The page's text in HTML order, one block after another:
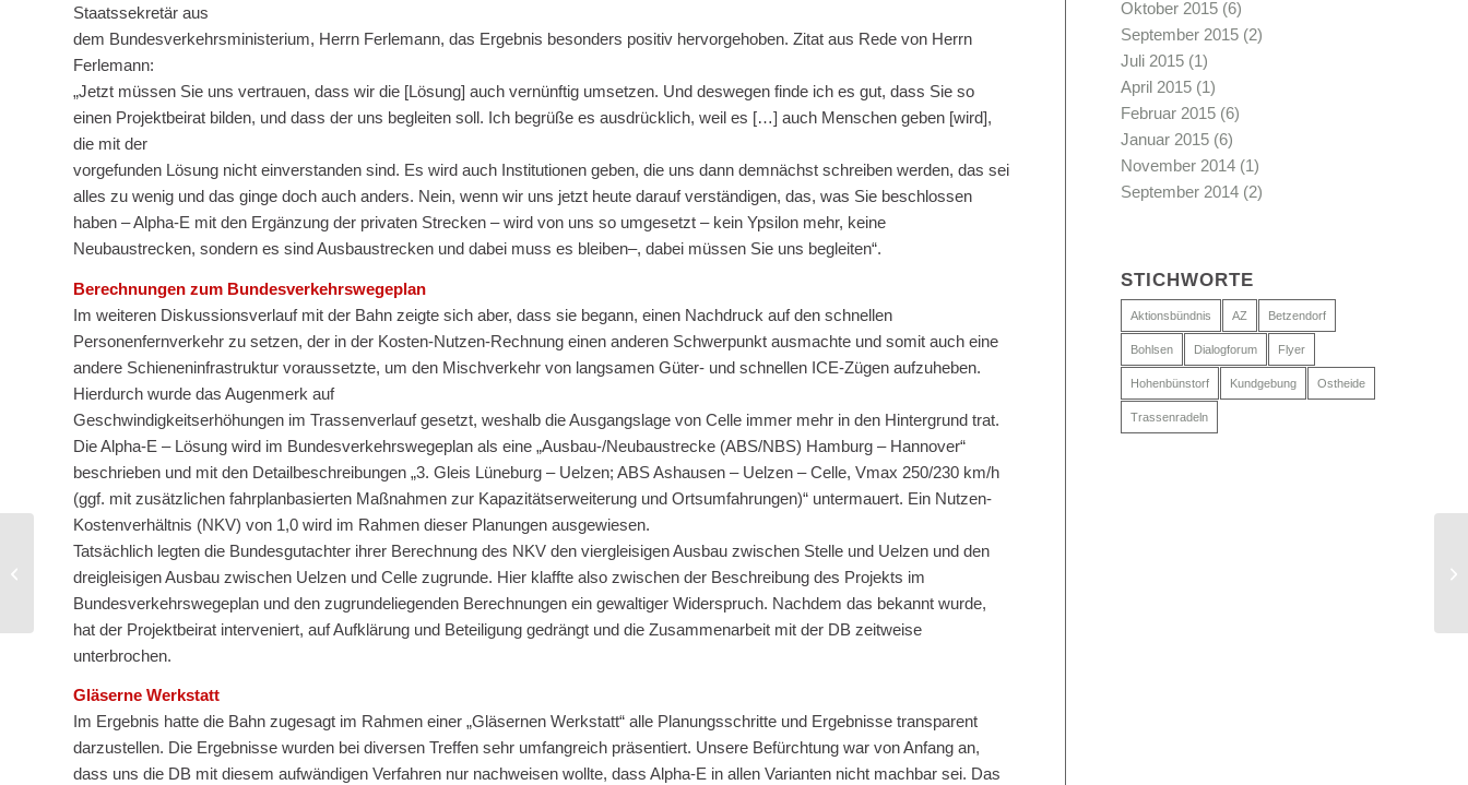
Staatssekretär aus
dem Bundesverkehrsministerium, Herrn Ferlemann, das Ergebnis besonders positiv hervorgehoben. Zitat aus Rede von Herrn
Ferlemann:
„Jetzt müssen Sie uns vertrauen, dass wir die [Lösung] auch vernünftig umsetzen. Und deswegen finde ich es gut, dass Sie so
einen Projektbeirat bilden, und dass der uns begleiten soll. Ich begrüße es ausdrücklich, weil es […] auch Menschen geben [wird],
die mit der
vorgefunden Lösung nicht einverstanden sind. Es wird auch Institutionen geben, die uns dann demnächst schreiben werden, das sei
alles zu wenig und das ginge doch auch anders. Nein, wenn wir uns jetzt heute darauf verständigen, das, was Sie beschlossen
haben – Alpha-E mit den Ergänzung der privaten Strecken – wird von uns so umgesetzt – kein Ypsilon mehr, keine
Neubaustrecken, sondern es sind Ausbaustrecken und dabei muss es bleiben–, dabei müssen Sie uns begleiten“.
Berechnungen zum Bundesverkehrswegeplan
Im weiteren Diskussionsverlauf mit der Bahn zeigte sich aber, dass sie begann, einen Nachdruck auf den schnellen
Personenfernverkehr zu setzen, der in der Kosten-Nutzen-Rechnung einen anderen Schwerpunkt ausmachte und somit auch eine
andere Schieneninfrastruktur voraussetzte, um den Mischverkehr von langsamen Güter- und schnellen ICE-Zügen aufzuheben.
Hierdurch wurde das Augenmerk auf
Geschwindigkeitserhöhungen im Trassenverlauf gesetzt, weshalb die Ausgangslage von Celle immer mehr in den Hintergrund trat.
Die Alpha-E – Lösung wird im Bundesverkehrswegeplan als eine „Ausbau-/Neubaustrecke (ABS/NBS) Hamburg – Hannover“
beschrieben und mit den Detailbeschreibungen „3. Gleis Lüneburg – Uelzen; ABS Ashausen – Uelzen – Celle, Vmax 250/230 km/h
(ggf. mit zusätzlichen fahrplanbasierten Maßnahmen zur Kapazitätserweiterung und Ortsumfahrungen)“ untermauert. Ein Nutzen-
Kostenverhältnis (NKV) von 1,0 wird im Rahmen dieser Planungen ausgewiesen.
Tatsächlich legten die Bundesgutachter ihrer Berechnung des NKV den viergleisigen Ausbau zwischen Stelle und Uelzen und den
dreigleisigen Ausbau zwischen Uelzen und Celle zugrunde. Hier klaffte also zwischen der Beschreibung des Projekts im
Bundesverkehrswegeplan und den zugrundeliegenden Berechnungen ein gewaltiger Widerspruch. Nachdem das bekannt wurde,
hat der Projektbeirat interveniert, auf Aufklärung und Beteiligung gedrängt und die Zusammenarbeit mit der DB zeitweise
unterbrochen.
Gläserne Werkstatt
Im Ergebnis hatte die Bahn zugesagt im Rahmen einer „Gläsernen Werkstatt“ alle Planungsschritte und Ergebnisse transparent
darzustellen. Die Ergebnisse wurden bei diversen Treffen sehr umfangreich präsentiert. Unsere Befürchtung war von Anfang an,
dass uns die DB mit diesem aufwändigen Verfahren nur nachweisen wollte, dass Alpha-E in allen Varianten nicht machbar sei. Das
Oktober 2015(6)
September 2015(2)
Juli 2015(1)
April 2015(1)
Februar 2015(6)
Januar 2015(6)
November 2014(1)
September 2014(2)
STICHWORTE
Aktionsbündnis AZ Betzendorf
Bohlsen Dialogforum Flyer
Hohenbünstorf Kundgebung Ostheide
Trassenradeln
Alpha-E in Gefahr